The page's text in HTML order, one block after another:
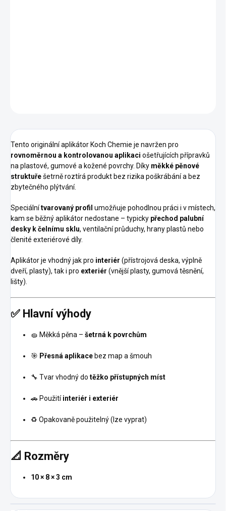
Tento originální aplikátor Koch Chemie je navržen pro
rovnoměrnou a kontrolovanou aplikaci ošetřujících přípravků
na plastové, gumové a kožené povrchy. Díky měkké pěnové
struktuřešetrně roztírá produkt bez rizika poškrábání a bez
zbytečného plýtvání.
Speciálnítvarovaný profil umožňuje pohodlnou práci i v místech,
kam se běžný aplikátor nedostane – typicky přechod palubní
desky k čelnímu sklu, ventilační průduchy, hrany plastů nebo
členité exteriérové díly.
Aplikátor je vhodný jak pro interiér (přístrojová deska, výplně
dveří, plasty), tak i pro exteriér (vnější plasty, gumová těsnění,
lišty).
✅ Hlavní výhody
🧽 Měkká pěna – šetrná k povrchům
🎯 Přesná aplikace bez map a šmouh
🔧 Tvar vhodný do těžko přístupných míst
🚗 Použitíinteriér i exteriér
♻️ Opakovaně použitelný (lze vyprat)
📐 Rozměry
10 × 8 × 3 cm